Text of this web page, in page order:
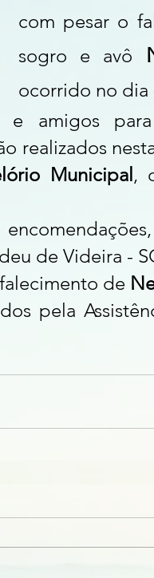
com pesar o
sogro e avô
ocorrido no dia
e amigos
realizados
Municipal ,
de Videira -
de
pela